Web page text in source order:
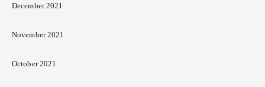
December 2021
November 2021
October 2021